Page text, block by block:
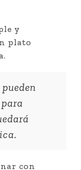
y
plato
con